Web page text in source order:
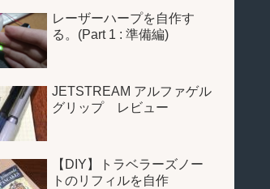
レーザーハープを自作す
る。(Part 1 : 準備編)
JETSTREAM アルファゲル
グリップ レビュー
【DIY】トラベラーズノー
トのリフィルを自作